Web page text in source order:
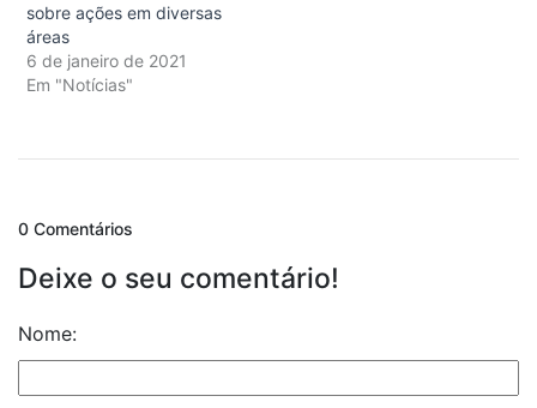
sobre ações em diversas
áreas
6 de janeiro de 2021
Em "Notícias"
0 Comentários
Deixe o seu comentário!
Nome: